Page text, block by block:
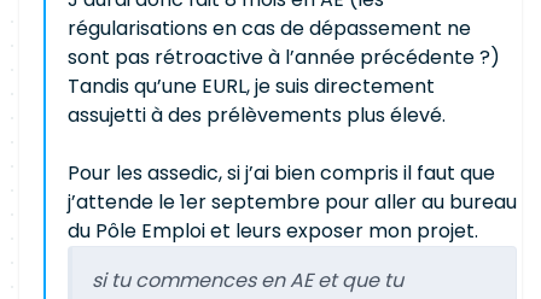
régularisations en cas de dépassement ne
sont pas rétroactive à l’année précédente ?)
Tandis qu’une EURL, je suis directement
assujetti à des prélèvements plus élevé.
Pour les assedic, si j’ai bien compris il faut que
j’attende le 1er septembre pour aller au bureau
du Pôle Emploi et leurs exposer mon projet.
si tu commences en AE et que tu